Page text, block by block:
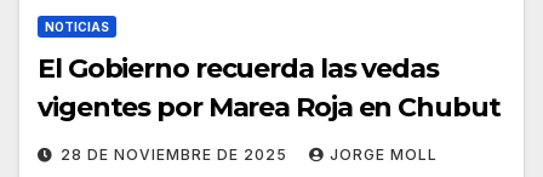
NOTICIAS
El Gobierno recuerda las vedas
vigentes por Marea Roja en Chubut
28 DE NOVIEMBRE DE 2025 JORGE MOLL